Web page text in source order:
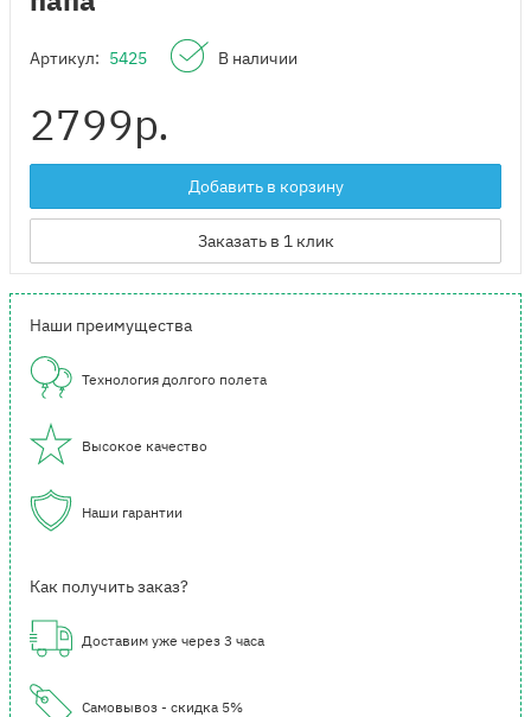
Артикул: 5425 В наличии
2799р.
Добавить в корзину
Заказать в 1 клик
Наши преимущества
Технология долгого полета
Высокое качество
Наши гарантии
Как получить заказ?
Доставим уже через 3 часа
Самовывоз - скидка 5%